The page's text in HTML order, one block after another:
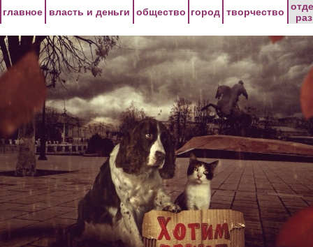
главное власть и деньги общество город творчество